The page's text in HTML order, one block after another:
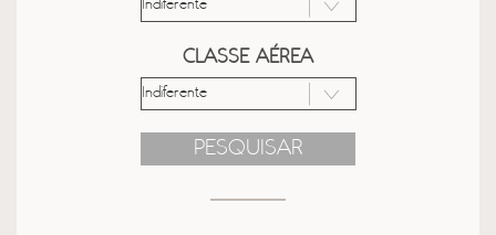
CLASSE AÉREA
PESQUISAR